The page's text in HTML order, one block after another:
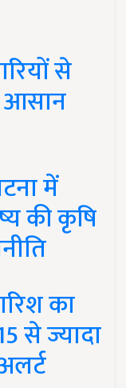
से
आसान
में
की कृषि
का
से ज्यादा